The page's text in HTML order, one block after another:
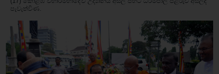
පැවැත්විණ.